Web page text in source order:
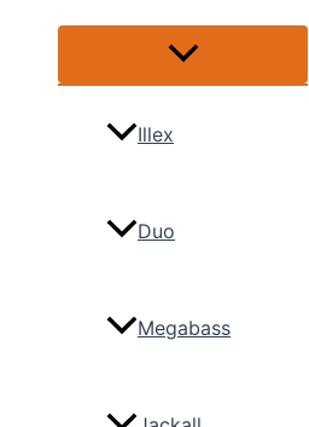
Menü
Illex
Duo
Megabass